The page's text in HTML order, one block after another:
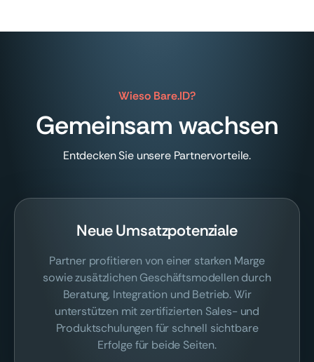
Wieso Bare.ID?
Gemeinsam wachsen
Entdecken Sie unsere Partnervorteile.
Neue Umsatzpotenziale
Partner profitieren von einer starken Marge
sowie zusätzlichen Geschäftsmodellen durch
Beratung, Integration und Betrieb. Wir
unterstützen mit zertifizierten Sales- und
Produktschulungen für schnell sichtbare
Erfolge für beide Seiten.